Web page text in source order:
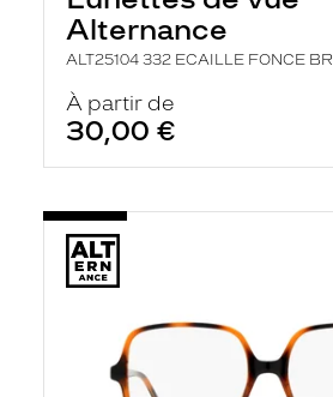
Alternance
ALT25104 332 ECAILLE FONCE BR
À partir de
30,00 €